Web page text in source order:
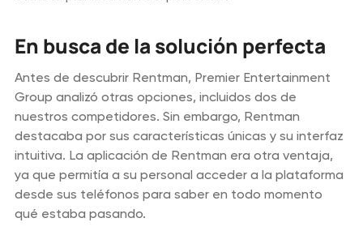
En busca de la solución perfecta
Antes de descubrir Rentman, Premier Entertainment
Group analizó otras opciones, incluidos dos de
nuestros competidores. Sin embargo, Rentman
destacaba por sus características únicas y su interfaz
intuitiva. La aplicación de Rentman era otra ventaja,
ya que permitía a su personal acceder a la plataforma
desde sus teléfonos para saber en todo momento
qué estaba pasando.